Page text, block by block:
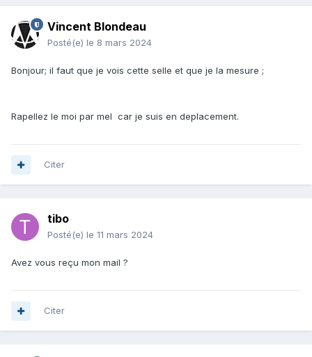
Vincent Blondeau
Posté(e) le 8 mars 2024
Bonjour; il faut que je vois cette selle et que je la mesure ;
Rapellez le moi par mel car je suis en deplacement.
Citer
tibo
Posté(e) le 11 mars 2024
Avez vous reçu mon mail ?
Citer